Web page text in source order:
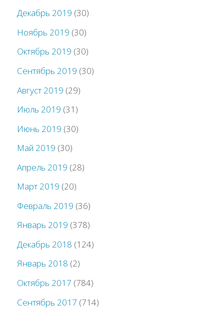
Декабрь 2019 (30)
Ноябрь 2019 (30)
Октябрь 2019 (30)
Сентябрь 2019 (30)
Август 2019 (29)
Июль 2019 (31)
Июнь 2019 (30)
Май 2019 (30)
Апрель 2019 (28)
Март 2019 (20)
Февраль 2019 (36)
Январь 2019 (378)
Декабрь 2018 (124)
Январь 2018 (2)
Октябрь 2017 (784)
Сентябрь 2017 (714)